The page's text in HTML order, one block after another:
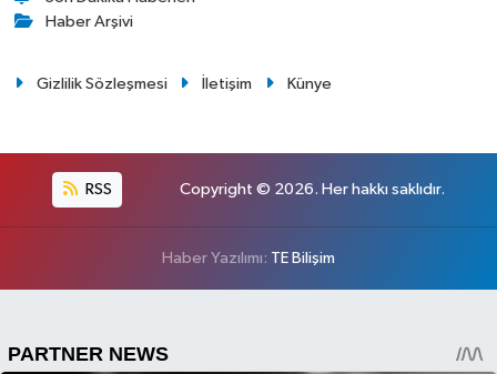
Haber Arşivi
Gizlilik Sözleşmesi İletişim Künye
RSS Copyright © 2026. Her hakkı saklıdır.
Haber Yazılımı: TE Bilişim